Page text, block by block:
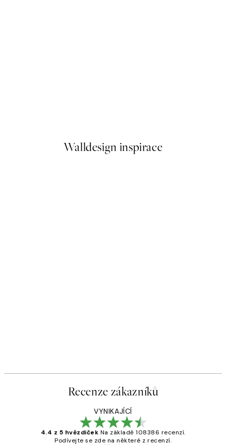
Walldesign inspirace
Recenze zákazníků
VYNIKAJÍCÍ
4.4 z 5 hvězdiček Na základě 108386 recenzí.
Podívejte se zde na některé z recenzí.